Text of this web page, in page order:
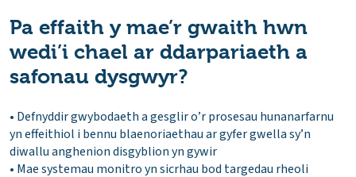
Pa effaith y mae’r gwaith hwn
wedi’i chael ar ddarpariaeth a
safonau dysgwyr?
• Defnyddir gwybodaeth a gesglir o’r prosesau hunanarfarnu
yn effeithiol i bennu blaenoriaethau ar gyfer gwella sy’n
diwallu anghenion disgyblion yn gywir
• Mae systemau monitro yn sicrhau bod targedau rheoli